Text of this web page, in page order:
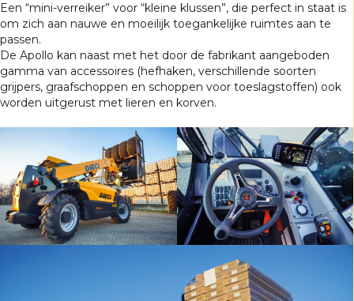
Een “mini-verreiker” voor “kleine klussen”, die perfect in staat is
om zich aan nauwe en moeilijk toegankelijke ruimtes aan te
passen.
De Apollo kan naast met het door de fabrikant aangeboden
gamma van accessoires (hefhaken, verschillende soorten
grijpers, graafschoppen en schoppen voor toeslagstoffen) ook
worden uitgerust met lieren en korven.